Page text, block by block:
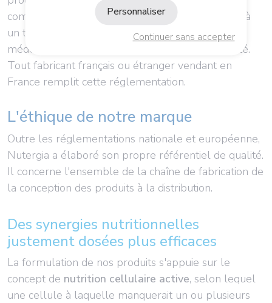
compléments alimentaires ne se substituent pas à
un traitement médicamenteux prescrit par un
médecin suite à un ou plusieurs troubles de santé.
Tout fabricant français ou étranger vendant en
France remplit cette réglementation.
L'éthique de notre marque
Outre les réglementations nationale et européenne,
Nutergia a élaboré son propre référentiel de qualité.
Il concerne l'ensemble de la chaîne de fabrication de
la conception des produits à la distribution.
Des synergies nutritionnelles
justement dosées plus efficaces
La formulation de nos produits s'appuie sur le
concept de nutrition cellulaire active, selon lequel
une cellule à laquelle manquerait un ou plusieurs
Continuer sans accepter
Personnaliser